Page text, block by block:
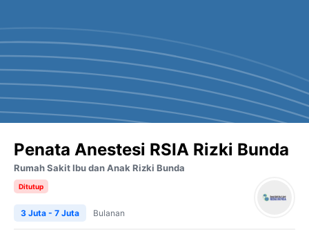
Penata Anestesi RSIA Rizki Bunda
Rumah Sakit Ibu dan Anak Rizki Bunda
Ditutup
3 Juta - 7 Juta Bulanan